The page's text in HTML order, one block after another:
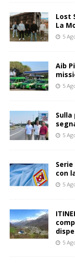
Lost
La
5
Aib
5
Sulla
5
con
5
5